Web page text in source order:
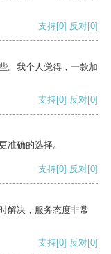
支持[0] 反对[0]
。我个人觉得，一款加
支持[0] 反对[0]
准确的选择。
支持[0] 反对[0]
解决，服务态度非常
支持[0] 反对[0]